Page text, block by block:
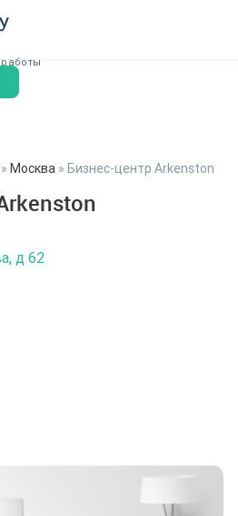
» Москва » Бизнес-центр Arkenston
д 62